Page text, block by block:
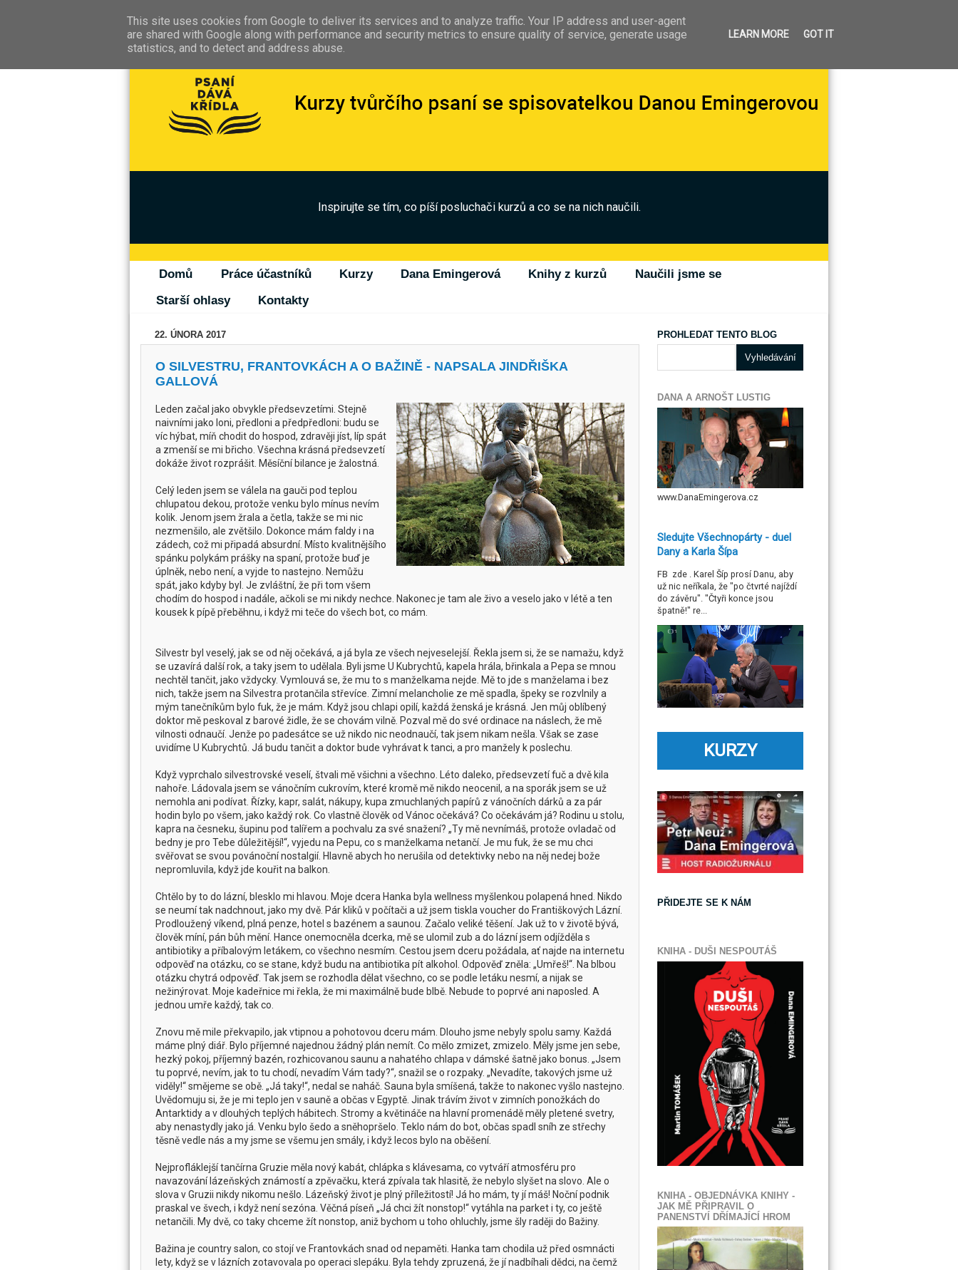
Inspirujte se tím, co píší posluchači kurzů a co se na nich naučili.
Domů Práce účastníků Kurzy Dana Emingerová Knihy z kurzů
Naučili jsme se
Starší ohlasy
Kontakty
22. ÚNORA 2017
O SILVESTRU, FRANTOVKÁCH A O BAŽINĚ - NAPSALA JINDŘIŠKA
GALLOVÁ
Leden začal jako obvykle předsevzetími. Stejně
naivními jako loni, předloni a předpředloni: budu se
víc hýbat, míň chodit do hospod, zdravěji jíst, líp spát
a zmenší se mi břicho. Všechna krásná předsevzetí
dokáže život rozprášit. Měsíční bilance je žalostná.
Celý leden jsem se válela na gauči pod teplou
chlupatou dekou, protože venku bylo mínus nevím
kolik. Jenom jsem žrala a četla, takže se mi nic
nezmenšilo, ale zvětšilo. Dokonce mám faldy i na
zádech, což mi připadá absurdní. Místo kvalitnějšího
spánku polykám prášky na spaní, protože buď je
úplněk, nebo není, a vyjde to nastejno. Nemůžu
spát, jako kdyby byl. Je zvláštní, že při tom všem
chodím do hospod i nadále, ačkoli se mi nikdy nechce. Nakonec je tam ale živo a veselo jako v létě a ten
kousek k pípě přeběhnu, i když mi teče do všech bot, co mám.
Silvestr byl veselý, jak se od něj očekává, a já byla ze všech nejveselejší. Řekla jsem si, že se namažu, když
se uzavírá další rok, a taky jsem to udělala. Byli jsme U Kubrychtů, kapela hrála, břinkala a Pepa se mnou
nechtěl tančit, jako vždycky. Vymlouvá se, že mu to s manželkama nejde. Mě to jde s manželama i bez
nich, takže jsem na Silvestra protančila střevíce. Zimní melancholie ze mě spadla, špeky se rozvlnily a
mým tanečníkům bylo fuk, že je mám. Když jsou chlapi opilí, každá ženská je krásná. Jen můj oblíbený
doktor mě peskoval z barové židle, že se chovám vilně. Pozval mě do své ordinace na náslech, že mě
vilnosti odnaučí. Jenže po padesátce se už nikdo nic neodnaučí, tak jsem nikam nešla. Však se zase
uvidíme U Kubrychtů. Já budu tančit a doktor bude vyhrávat k tanci, a pro manžely k poslechu.
Když vyprchalo silvestrovské veselí, štvali mě všichni a všechno. Léto daleko, předsevzetí fuč a dvě kila
nahoře. Ládovala jsem se vánočním cukrovím, které kromě mě nikdo neocenil, a na sporák jsem se už
nemohla ani podívat. Řízky, kapr, salát, nákupy, kupa zmuchlaných papírů z vánočních dárků a za pár
hodin bylo po všem, jako každý rok. Co vlastně člověk od Vánoc očekává? Co očekávám já? Rodinu u stolu,
kapra na česneku, šupinu pod talířem a pochvalu za své snažení? „Ty mě nevnímáš, protože ovladač od
bedny je pro Tebe důležitější!“, vyjedu na Pepu, co s manželkama netančí. Je mu fuk, že se mu chci
svěřovat se svou povánoční nostalgií. Hlavně abych ho nerušila od detektivky nebo na něj nedej bože
nepromluvila, když jde kouřit na balkon.
Chtělo by to do lázní, blesklo mi hlavou. Moje dcera Hanka byla wellness myšlenkou polapená hned. Nikdo
se neumí tak nadchnout, jako my dvě. Pár kliků v počítači a už jsem tiskla voucher do Františkových Lázní.
Prodloužený víkend, plná penze, hotel s bazénem a saunou. Začalo veliké těšení. Jak už to v životě bývá,
člověk míní, pán bůh mění. Hance onemocněla dcerka, mě se ulomil zub a do lázní jsem odjížděla s
antibiotiky a příbalovým letákem, co všechno nesmím. Cestou jsem dceru požádala, ať najde na internetu
odpověď na otázku, co se stane, když budu na antibiotika pít alkohol. Odpověď zněla: „Umřeš!“. Na blbou
otázku chytrá odpověď. Tak jsem se rozhodla dělat všechno, co se podle letáku nesmí, a nijak se
nežinýrovat. Moje kadeřnice mi řekla, že mi maximálně bude blbě. Nebude to poprvé ani naposled. A
jednou umře každý, tak co.
Znovu mě mile překvapilo, jak vtipnou a pohotovou dceru mám. Dlouho jsme nebyly spolu samy. Každá
máme plný diář. Bylo příjemné najednou žádný plán nemít. Co mělo zmizet, zmizelo. Měly jsme jen sebe,
hezký pokoj, příjemný bazén, rozhicovanou saunu a nahatého chlapa v dámské šatně jako bonus. „Jsem
tu poprvé, nevím, jak to tu chodí, nevadím Vám tady?“, snažil se o rozpaky. „Nevadíte, takových jsme už
viděly!“ smějeme se obě. „Já taky!“, nedal se naháč. Sauna byla smíšená, takže to nakonec vyšlo nastejno.
Uvědomuju si, že je mi teplo jen v sauně a občas v Egyptě. Jinak trávím život v zimních ponožkách do
Antarktidy a v dlouhých teplých hábitech. Stromy a květináče na hlavní promenádě měly pletené svetry,
aby nenastydly jako já. Venku bylo šedo a sněhopršelo. Teklo nám do bot, občas spadl sníh ze střechy
těsně vedle nás a my jsme se všemu jen smály, i když lecos bylo na oběšení.
Nejprofláklejší tančírna Gruzie měla nový kabát, chlápka s klávesama, co vytváří atmosféru pro
navazování lázeňských známostí a zpěvačku, která zpívala tak hlasitě, že nebylo slyšet na slovo. Ale o
slova v Gruzii nikdy nikomu nešlo. Lázeňský život je plný příležitostí! Já ho mám, ty jí máš! Noční podnik
praskal ve švech, i když není sezóna. Věčná píseň „Já chci žít nonstop!“ vytáhla na parket i ty, co ještě
netančili. My dvě, co taky chceme žít nonstop, aniž bychom u toho ohluchly, jsme šly raději do Bažiny.
Bažina je country salon, co stojí ve Frantovkách snad od nepaměti. Hanka tam chodila už před osmnácti
lety, když se v lázních zotavovala po operaci slepáku. Byla tehdy zpruzená, že jí nadbíhali dědci, na čemž
PROHLEDAT TENTO BLOG
DANA A ARNOŠT LUSTIG
www.DanaEmingerova.cz
Sledujte Všechnopárty - duel
Dany a Karla Šípa
FB zde . Karel Šíp prosí Danu, aby
už nic neříkala, že "po čtvrté najíždí
do závěru". "Čtyři konce jsou
špatně!" re...
KURZY
PŘIDEJTE SE K NÁM
KNIHA - DUŠI NESPOUTÁŠ
KNIHA - OBJEDNÁVKA KNIHY -
JAK MĚ PŘIPRAVIL O
PANENSTVÍ DŘÍMAJÍCÍ HROM
This site uses cookies from Google to deliver its services and to analyze traffic. Your IP address and user-agent
are shared with Google along with performance and security metrics to ensure quality of service, generate usage
statistics, and to detect and address abuse.
LEARN MORE GOT IT